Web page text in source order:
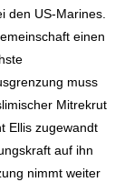
den US-Marines.
einen
muss
Mitrekrut
Ellis zugewandt
auf ihn
nimmt weiter